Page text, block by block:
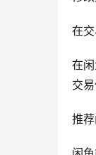
在
在
交
推荐